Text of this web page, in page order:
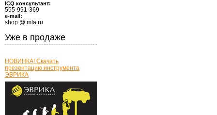
ICQ консультант:
555-991-369
e-mail:
shop @ mla.ru
Уже в продаже
НОВИНКА! Скачать
презентацию инструмента
ЭВРИКА